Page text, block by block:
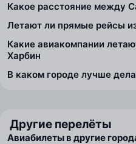
Какое расстояние между
Летают ли прямые рейсы
Какие авиакомпании
Харбин
В каком городе лучше
Другие перелёты
Авиабилеты в другие